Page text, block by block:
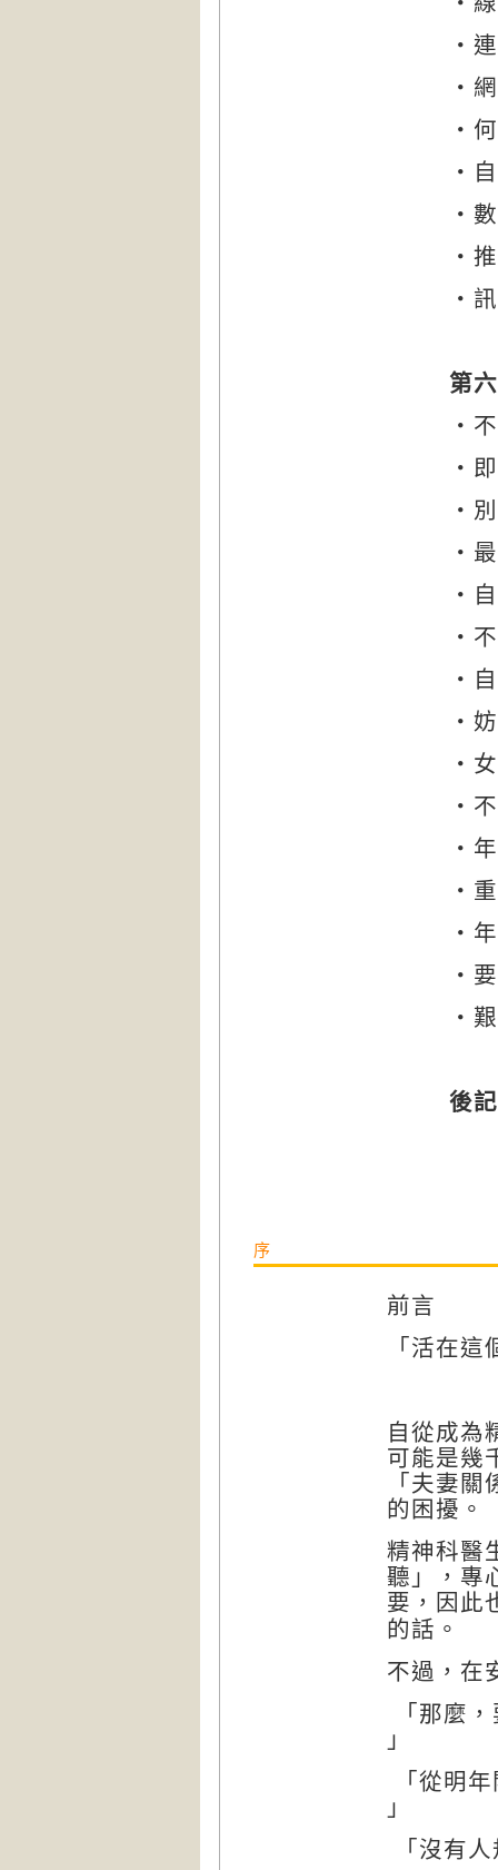
‧
‧
‧
‧
‧
‧
‧
第
‧
‧
‧
‧
‧
‧
‧
‧
‧
‧
‧
‧
‧
‧
‧
後記
序
前言
「活在
自從成為
可能是幾
「夫妻
的困擾。
精神科醫
聽」，專
要，因此
的話。
不過，在
「那麼
」
「從明
」
「沒有